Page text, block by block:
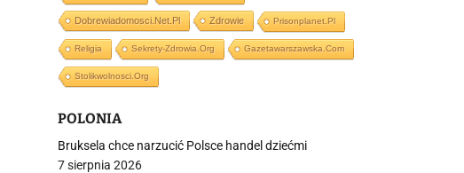
Dobrewiadomosci.net.pl Zdrowie Prisonplanet.pl
Religia Sekrety-Zdrowia.org Gazetawarszawska.com
Stolikwolnosci.org
POLONIA
Bruksela chce narzucić Polsce handel dziećmi
7 sierpnia 2026